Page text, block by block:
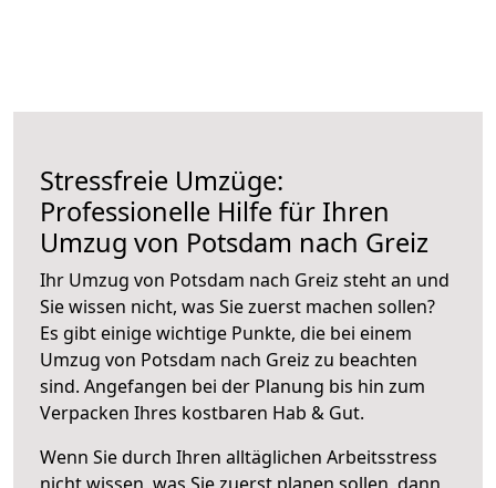
Stressfreie Umzüge:
Professionelle Hilfe für Ihren
Umzug von Potsdam nach Greiz
Ihr Umzug von Potsdam nach Greiz steht an und
Sie wissen nicht, was Sie zuerst machen sollen?
Es gibt einige wichtige Punkte, die bei einem
Umzug von Potsdam nach Greiz zu beachten
sind. Angefangen bei der Planung bis hin zum
Verpacken Ihres kostbaren Hab & Gut.
Wenn Sie durch Ihren alltäglichen Arbeitsstress